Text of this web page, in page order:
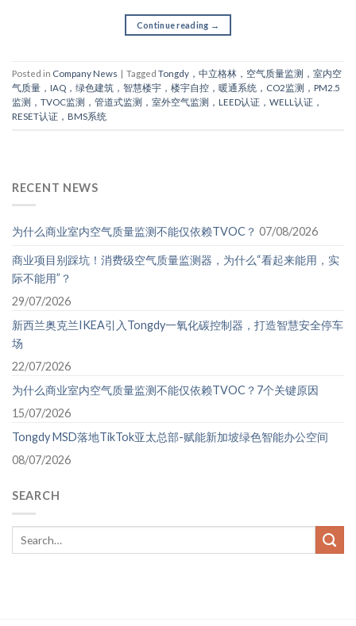
Continue reading →
Posted in Company News | Tagged Tongdy，中立格林，空气质量监测，室内空
气质量，IAQ，绿色建筑，智慧楼宇，楼宇自控，暖通系统，CO2监测，PM2.5
监测，TVOC监测，管道式监测，室外空气监测，LEED认证，WELL认证，
RESET认证，BMS系统
RECENT NEWS
为什么商业室内空气质量监测不能仅依赖TVOC？ 07/08/2026
商业项目别踩坑！消费级空气质量监测器，为什么“看起来能用，实
际不能用”？
29/07/2026
新西兰奥克兰IKEA引入Tongdy一氧化碳控制器，打造智慧安全停车
场
22/07/2026
为什么商业室内空气质量监测不能仅依赖TVOC？7个关键原因
15/07/2026
Tongdy MSD落地TikTok亚太总部-赋能新加坡绿色智能办公空间
08/07/2026
SEARCH